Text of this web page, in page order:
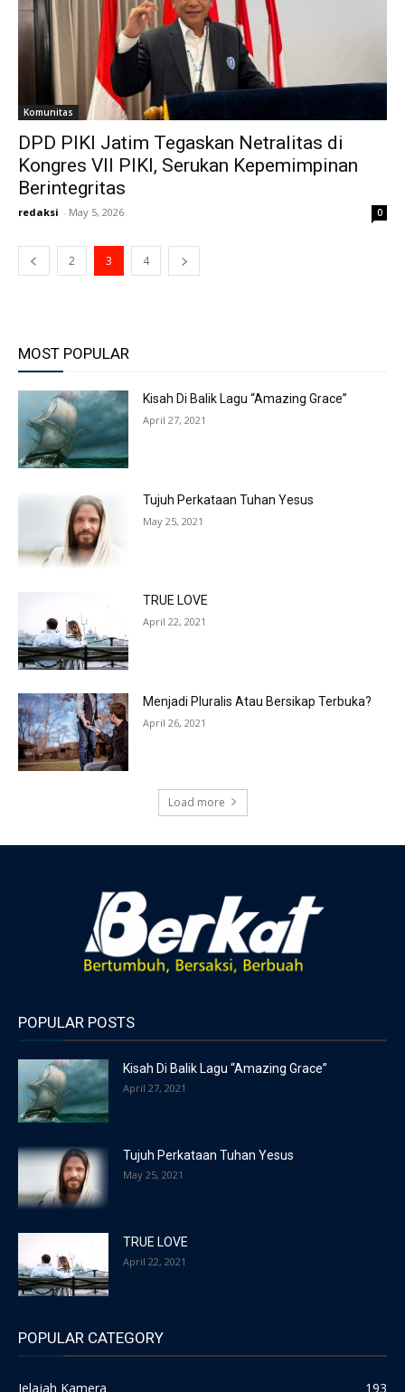
Komunitas
DPD PIKI Jatim Tegaskan Netralitas di
Kongres VII PIKI, Serukan Kepemimpinan
Berintegritas
redaksi - May 5, 2026 0
2 3 4
MOST POPULAR
Kisah Di Balik Lagu “Amazing Grace”
April 27, 2021
Tujuh Perkataan Tuhan Yesus
May 25, 2021
TRUE LOVE
April 22, 2021
Menjadi Pluralis Atau Bersikap Terbuka?
April 26, 2021
Load more
POPULAR POSTS
Kisah Di Balik Lagu “Amazing Grace”
April 27, 2021
Tujuh Perkataan Tuhan Yesus
May 25, 2021
TRUE LOVE
April 22, 2021
POPULAR CATEGORY
Jelajah Kamera 193